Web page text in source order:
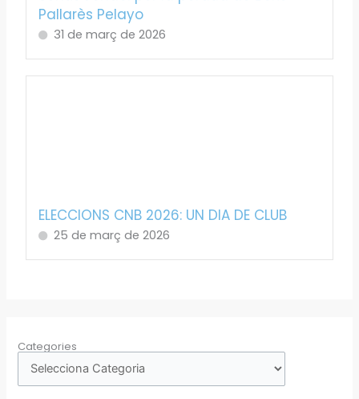
Pallarès Pelayo
31 de març de 2026
ELECCIONS CNB 2026: UN DIA DE CLUB
25 de març de 2026
Categories